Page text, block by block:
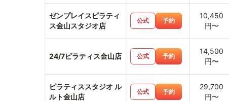
ゼンプレイスピラティ
ス金山スタジオ店
公式 予約
10,450
円〜
24/7ピラティス金山店 公式 予約
14,500
円〜
ピラティススタジオ ル
ルト金山店
公式 予約
29,700
円〜